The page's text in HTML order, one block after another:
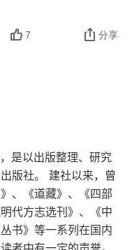
“自由” 这个字是假
治机关的物质的权
世纪，甚至本世纪
一个答复都表示满
大功绩之一，他居
已变成一种由哲学
取消了；他又恢复
7 分享
是以出版整理、研究
版社。 建社以来，曾
、《道藏》、《四部
代方志选刊》、《中
书》等一系列在国内